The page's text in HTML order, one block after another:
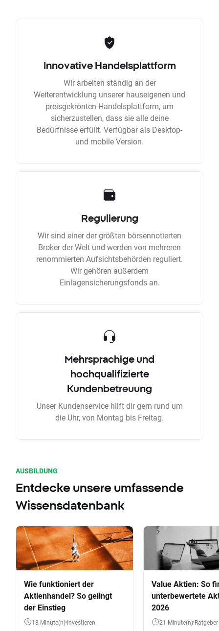
Innovative Handelsplattform
Wir arbeiten ständig an der
Weiterentwicklung unserer hauseigenen und
preisgekrönten Handelsplattform, um
sicherzustellen, dass sie alle deine
Bedürfnisse erfüllt. Verfügbar als Desktop-
und mobile Version.
Regulierung
Wir sind einer der größten börsennotierten
Broker der Welt und werden von mehreren
renommierten Aufsichtsbehörden reguliert.
Wir gehören außerdem
Einlagensicherungsfonds an.
Mehrsprachige und
hochqualifizierte
Kundenbetreuung
Unser Kundenservice hilft dir gern rund um
die Uhr, von Montag bis Freitag.
AUSBILDUNG
Entdecke unsere umfassende
Wissensdatenbank
Wie funktioniert der
Aktienhandel? So gelingt
der Einstieg
18 Minute(n) Investieren
Value Aktien: So
unterbewertete
2026
21 Minute(n) Ratgeber